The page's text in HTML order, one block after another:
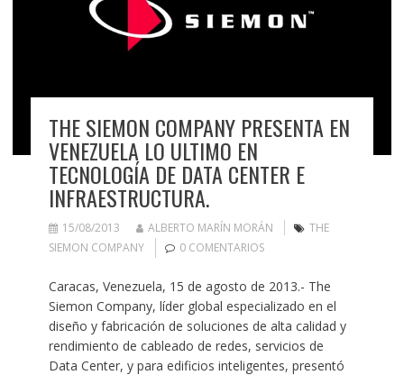
THE SIEMON COMPANY PRESENTA EN
VENEZUELA LO ULTIMO EN
TECNOLOGÍA DE DATA CENTER E
INFRAESTRUCTURA.
15/08/2013 ALBERTO MARÍN MORÁN
THE
SIEMON COMPANY
0 COMENTARIOS
Caracas, Venezuela, 15 de agosto de 2013.- The
Siemon Company, líder global especializado en el
diseño y fabricación de soluciones de alta calidad y
rendimiento de cableado de redes, servicios de
Data Center, y para edificios inteligentes, presentó